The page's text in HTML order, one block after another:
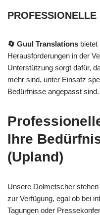
🔄 Guul Translations bietet
Herausforderungen in der
Unterstützung sorgt dafür,
mehr sind, unter Einsatz
Bedürfnisse angepasst sind.
Ihre
(Upland)
Unsere Dolmetscher
zur Verfügung, egal ob bei
Tagungen oder